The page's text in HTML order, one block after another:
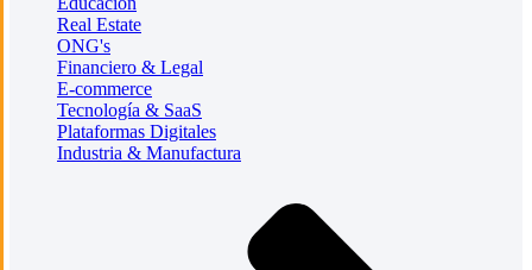
Real Estate
ONG's
Financiero & Legal
E-commerce
Tecnología & SaaS
Plataformas Digitales
Industria & Manufactura